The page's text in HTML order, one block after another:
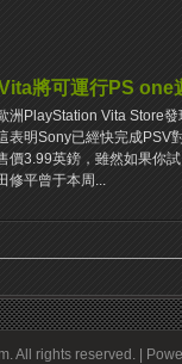
將可運行PS one
洲PlayStation Vita Store
表明Sony已經快完成PSV
價3.99英鎊，雖然如果你
修平曾于本周...
All rights reserved. |